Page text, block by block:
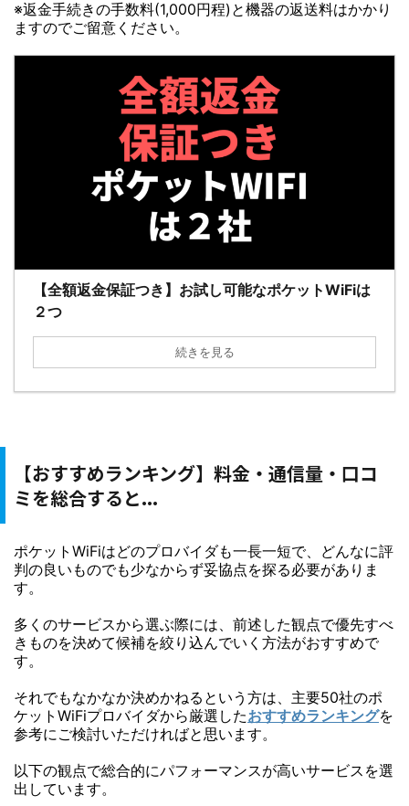
※返金手続きの手数料(1,000円程)と機器の返送料はかかり
ますのでご留意ください。
【全額返金保証つき】お試し可能なポケットWiFiは
２つ
続きを見る
【おすすめランキング】料金・通信量・口コ
ミを総合すると...
ポケットWiFiはどのプロバイダも一長一短で、どんなに評
判の良いものでも少なからず妥協点を探る必要がありま
す。
多くのサービスから選ぶ際には、前述した観点で優先すべ
きものを決めて候補を絞り込んでいく方法がおすすめで
す。
それでもなかなか決めかねるという方は、主要50社のポ
ケットWiFiプロバイダから厳選したおすすめランキングを
参考にご検討いただければと思います。
以下の観点で総合的にパフォーマンスが高いサービスを選
出しています。